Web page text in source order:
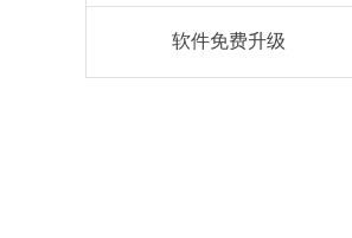
软件免费升级